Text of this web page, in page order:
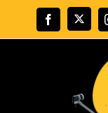
Facebook
X